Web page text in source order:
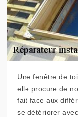
Une fenêtre de
elle procure de
fait face aux
se détériorer